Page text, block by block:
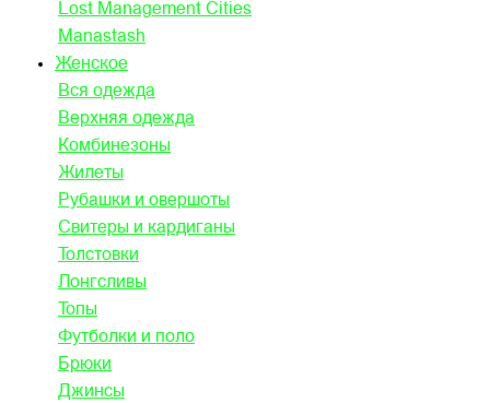
Lost Management Cities
Manastash
Женское
Вся одежда
Верхняя одежда
Комбинезоны
Жилеты
Рубашки и овершоты
Свитеры и кардиганы
Толстовки
Лонгсливы
Топы
Футболки и поло
Брюки
Джинсы